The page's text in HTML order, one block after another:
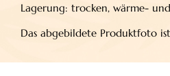
Lagerung: trocken, wärme-
Das abgebildete Produktfoto